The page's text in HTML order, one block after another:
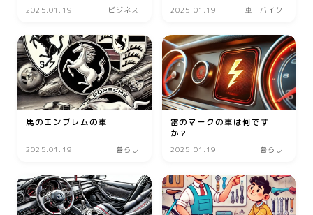
美容
エステ
クリニック
コスメ・メイク
スキンケア
ヘアケア
ボディケア
2025.01.19 ビジネス 2025.01.19 車・バイク
馬のエンブレムの車
2025.01.19 暮らし
雷のマークの車は何です
か？
2025.01.19 暮らし